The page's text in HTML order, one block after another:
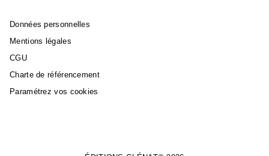
Données personnelles
Mentions légales
CGU
Charte de référencement
Paramétrez vos cookies